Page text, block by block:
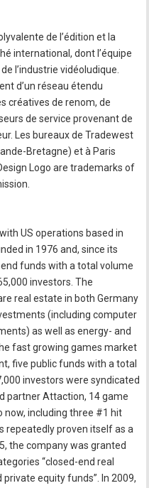
de l’édition et la
international, dont l’équipe
l’industrie vidéoludique.
d’un réseau étendu
créatives de renom, de
de service provenant de
Les bureaux de Tradewest
Bretagne) et à Paris
Logo are trademarks of
US operations based in
in 1976 and, since its
funds with a total volume
investors. The
real estate in both Germany
(including computer
as well as energy- and
fast growing games market
five public funds with a total
investors were syndicated
partner Attaction, 14 game
now, including three #1 hit
repeatedly proven itself as a
the company was granted
“closed-end real
equity funds”. In 2009,